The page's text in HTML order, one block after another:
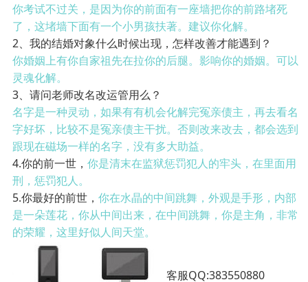
你考试不过关，是因为你的前面有一座墙把你的前路堵死
了，这堵墙下面有一个小男孩扶著。建议你化解。
2、我的结婚对象什么时候出现，怎样改善才能遇到？
你婚姻上有你自家祖先在拉你的后腿。影响你的婚姻。可以
灵魂化解。
3、请问老师改名改运管用么？
名字是一种灵动，如果有有机会化解完冤亲债主，再去看名
字好坏，比较不是冤亲债主干扰。否则改来改去，都会选到
跟现在磁场一样的名字，没有多大助益。
4.你的前一世， 你是清末在监狱惩罚犯人的牢头，在里面用
刑，惩罚犯人。
5.你最好的前世， 你在水晶的中间跳舞，外观是手形，内部
是一朵莲花，你从中间出来，在中间跳舞，你是主角，非常
的荣耀，这里好似人间天堂。
客服QQ:383550880